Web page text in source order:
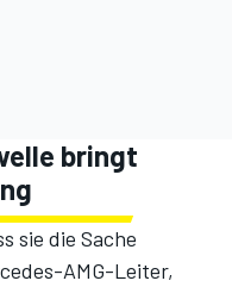
bringt
sie die Sache
AMG-Leiter,